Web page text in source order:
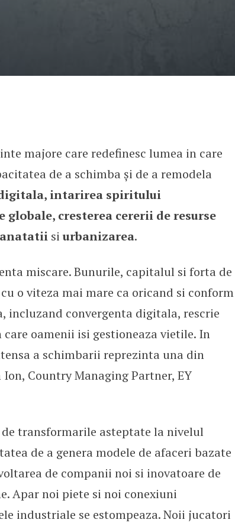
tendinte
majore care redefinesc lumea in care
de a schimba și de a remodela
intarirea spiritului
cresterea cererii de resurse
si urbanizarea.
miscare. Bunurile, capitalul si forta de
o viteza mai mare ca oricand si conform
incluzand convergenta digitala, rescrie
oamenii isi gestioneaza vietile. In
a schimbarii reprezinta una din
Country Managing Partner, EY
transformarile asteptate la nivelul
de a genera modele de afaceri bazate
de companii noi si inovatoare de
Apar noi piete si noi conexiuni
industriale se estompeaza. Noii jucatori